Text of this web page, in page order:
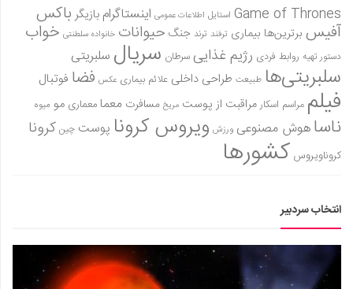
Game of Thrones استایل اطلاعات عمومی اینستاگرام بازیگر باکس
آفیس برترین‌ها بیماری ترفند ترند جنگ حیوانات خانواده سلطنتی خواب
دستور تهیه روابط فردی رژیم غذاییسرطان سریال سلبریتی
سلبریتی‌ها طبیعت طراحی داخلی علائم بیماری عکس فضا فوتبال
فیلم مراسم اسکارمراقبت از پوست مریخ مسافرت معمامعماری مو میوه
ناساهوش مصنوعی ورزش ویروس کرونا پوست چین کرونا
کروناویروس کشورها
انتخاب سردبیر